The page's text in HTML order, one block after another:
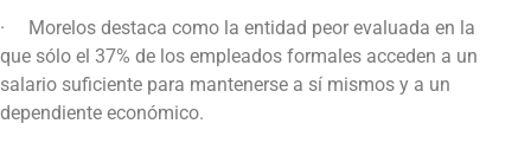
· Morelos destaca como la entidad peor evaluada en la
que sólo el 37% de los empleados formales acceden a un
salario suficiente para mantenerse a sí mismos y a un
dependiente económico.